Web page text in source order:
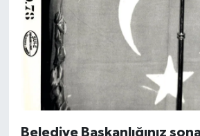
Belediye Başkanlığınız